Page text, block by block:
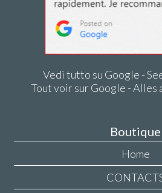
Vedi tutto su Google -
Tout voir sur Google - Alles
Boutique
Home